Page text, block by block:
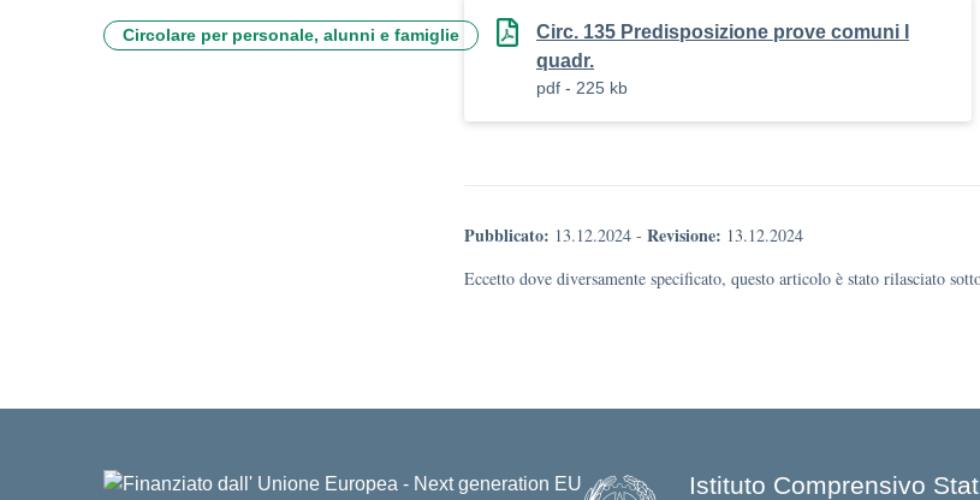
Circ. 135 Predisposizione prove comuni I
quadr.
pdf - 225 kb
Pubblicato: 13.12.2024 - Revisione: 13.12.2024
Eccetto dove diversamente specificato, questo articolo è stato rilasciato
Circolare per personale, alunni e famiglie
Istituto Comprensivo